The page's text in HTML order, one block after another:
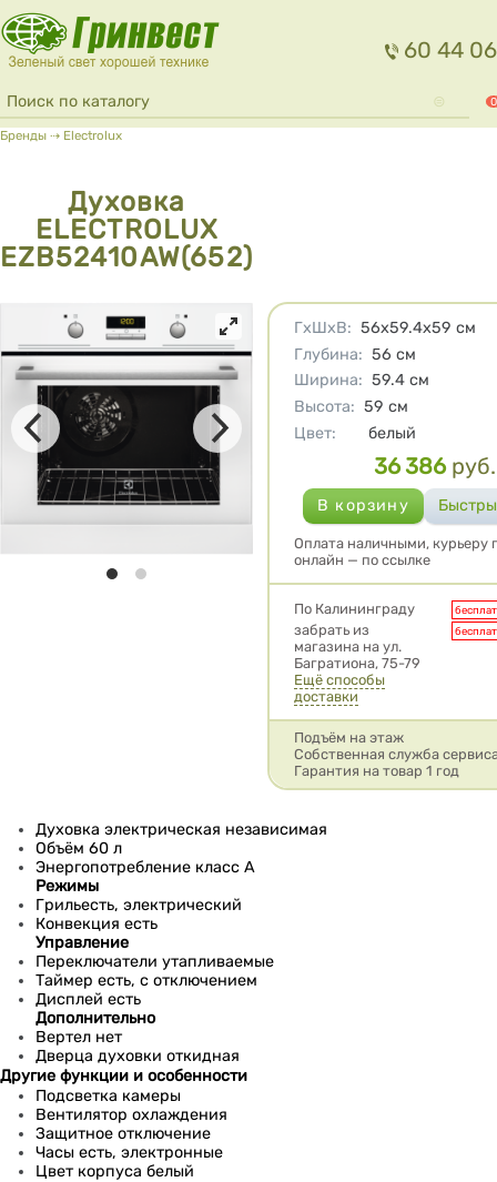
Перейти к основному содержанию
60 44 06
Форма поиска
Поиск 0
Вы здесь
Бренды ⇢ Electrolux
Духовка
ELECTROLUX
EZB52410AW(652)
Характеристики
ГхШхВ: 56х59.4х59 см
Глубина: 56 см
Ширина: 59.4 см
Высота: 59 см
Цвет:
белый
Цена
36 386 руб.
Оплата наличными, курьеру
онлайн — по ссылке
Условия доставки
По Калининграду
забрать из
магазина на ул.
Багратиона, 75-79
Ещё способы
доставки
Подъём на этаж
Собственная служба
Гарантия на товар 1 год
Духовка электрическая независимая
Объём 60 л
Энергопотребление класс A
Режимы
Грильесть, электрический
Конвекция есть
Управление
Переключатели утапливаемые
Таймер есть, с отключением
Дисплей есть
Дополнительно
Вертел нет
Дверца духовки откидная
Другие функции и особенности
Подсветка камеры
Вентилятор охлаждения
Защитное отключение
Часы есть, электронные
Цвет корпуса белый